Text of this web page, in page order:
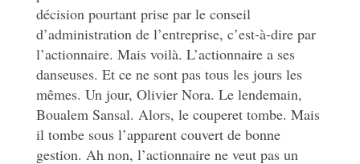
décision pourtant prise par le conseil
d’administration de l’entreprise, c’est-à-dire par
l’actionnaire. Mais voilà. L’actionnaire a ses
danseuses. Et ce ne sont pas tous les jours les
mêmes. Un jour, Olivier Nora. Le lendemain,
Boualem Sansal. Alors, le couperet tombe. Mais
il tombe sous l’apparent couvert de bonne
gestion. Ah non, l’actionnaire ne veut pas un